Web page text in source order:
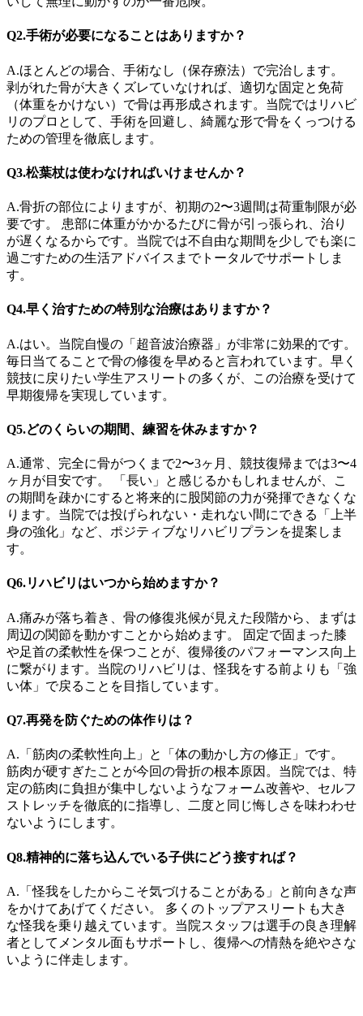
Q2.手術が必要になることはありますか？
A.ほとんどの場合、手術なし（保存療法）で完治します。
剥がれた骨が大きくズレていなければ、適切な固定と免荷
（体重をかけない）で骨は再形成されます。当院ではリハビ
リのプロとして、手術を回避し、綺麗な形で骨をくっつける
ための管理を徹底します。
Q3.松葉杖は使わなければいけませんか？
A.骨折の部位によりますが、初期の2〜3週間は荷重制限が必
要です。 患部に体重がかかるたびに骨が引っ張られ、治り
が遅くなるからです。当院では不自由な期間を少しでも楽に
過ごすための生活アドバイスまでトータルでサポートしま
す。
Q4.早く治すための特別な治療はありますか？
A.はい。当院自慢の「超音波治療器」が非常に効果的です。
毎日当てることで骨の修復を早めると言われています。早く
競技に戻りたい学生アスリートの多くが、この治療を受けて
早期復帰を実現しています。
Q5.どのくらいの期間、練習を休みますか？
A.通常、完全に骨がつくまで2〜3ヶ月、競技復帰までは3〜4
ヶ月が目安です。 「長い」と感じるかもしれませんが、こ
の期間を疎かにすると将来的に股関節の力が発揮できなくな
ります。当院では投げられない・走れない間にできる「上半
身の強化」など、ポジティブなリハビリプランを提案しま
す。
Q6.リハビリはいつから始めますか？
A.痛みが落ち着き、骨の修復兆候が見えた段階から、まずは
周辺の関節を動かすことから始めます。 固定で固まった膝
や足首の柔軟性を保つことが、復帰後のパフォーマンス向上
に繋がります。当院のリハビリは、怪我をする前よりも「強
い体」で戻ることを目指しています。
Q7.再発を防ぐための体作りは？
A.「筋肉の柔軟性向上」と「体の動かし方の修正」です。
筋肉が硬すぎたことが今回の骨折の根本原因。当院では、特
定の筋肉に負担が集中しないようなフォーム改善や、セルフ
ストレッチを徹底的に指導し、二度と同じ悔しさを味わわせ
ないようにします。
Q8.精神的に落ち込んでいる子供にどう接すれば？
A.「怪我をしたからこそ気づけることがある」と前向きな声
をかけてあげてください。 多くのトップアスリートも大き
な怪我を乗り越えています。当院スタッフは選手の良き理解
者としてメンタル面もサポートし、復帰への情熱を絶やさな
いように伴走します。